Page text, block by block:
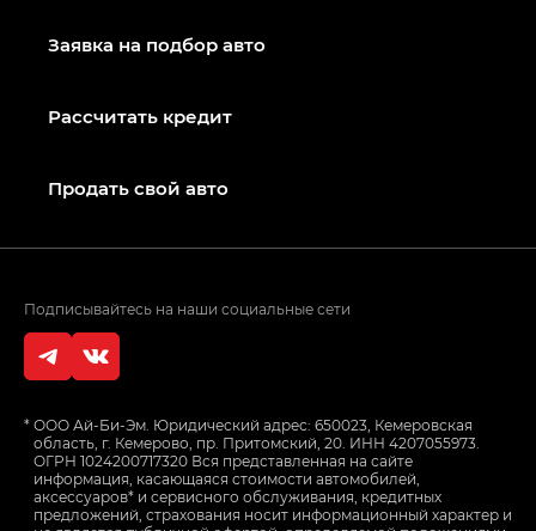
Подписывайтесь на наши социальные сети
Заявка на подбор авто
Рассчитать кредит
Продать свой авто
*ООО Ай-Би-Эм. Юридический адрес: 650023, Кемеровская
область, г. Кемерово, пр. Притомский, 20. ИНН 4207055973.
ОГРН 1024200717320 Вся представленная на сайте
информация, касающаяся стоимости автомобилей,
аксессуаров* и сервисного обслуживания, кредитных
предложений, страхования носит информационный характер и